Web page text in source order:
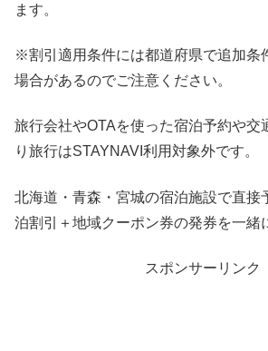
ます。
※割引適用条件には都道府県で追加条
場合があるのでご注意ください。
旅行会社やOTAを使った宿泊予約や交
り旅行はSTAYNAVI利用対象外です。
北海道・青森・宮城の宿泊施設で直接
泊割引＋地域クーポン券の発券を一緒
スポンサーリンク